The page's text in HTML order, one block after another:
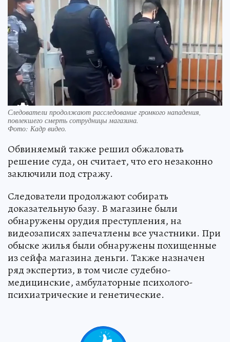
Следователи продолжают расследование громкого нападения,
повлекшего смерть сотрудницы магазина.
Фото: Кадр видео.
Обвиняемый также решил обжаловать
решение суда, он считает, что его незаконно
заключили под стражу.
Следователи продолжают собирать
доказательную базу. В магазине были
обнаружены орудия преступления, на
видеозаписях запечатлены все участники. При
обыске жилья были обнаружены похищенные
из сейфа магазина деньги. Также назначен
ряд экспертиз, в том числе судебно-
медицинские, амбулаторные психолого-
психиатрические и генетические.